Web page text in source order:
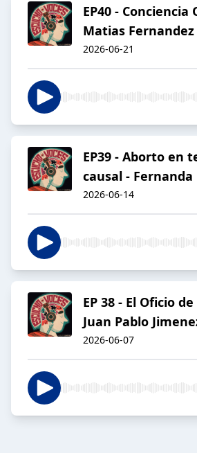
EP40 - Conciencia
Matias Fernandez
2026-06-21
EP39 - Aborto en
causal - Fernanda
2026-06-14
EP 38 - El Oficio
Juan Pablo
2026-06-07